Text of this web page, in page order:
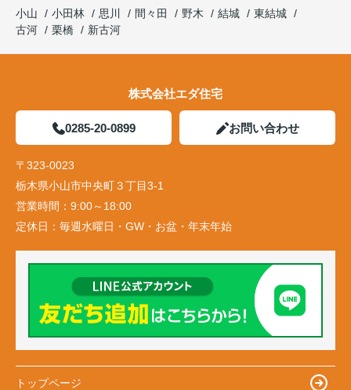
小山
小田林 思川 間々田 野木 結城
東結城
古河
栗橋 新古河
株式会社エダ住宅
0285-20-0899 お問い合わせ
〒323-0023
栃木県小山市中央町３丁目3-1
営業時間： 9:00～18:00
定休日： 毎週水曜日・GW・お盆・年末年始
トップページ